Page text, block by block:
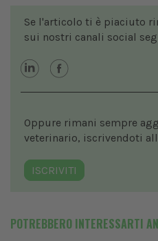
Se l'articolo ti è piaciuto
sui nostri canali social
Oppure rimani sempre
veterinario, iscrivendoti
ISCRIVITI
POTREBBERO INTERESSARTI